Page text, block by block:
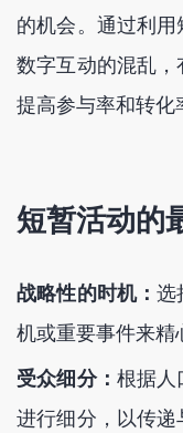
的机会。通过利
数字互动的混乱
提高参与率和转化
短暂活动的
战略性的时机：选
机或重要事件来精
受众细分： 根据人
进行细分，以传